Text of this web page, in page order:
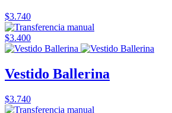
$3.740
$3.400
Vestido Ballerina
$3.740